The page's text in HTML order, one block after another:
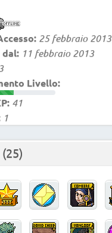
25 febbraio 2013
dal: 11 febbraio 2013
Livello:
41
1
(25)